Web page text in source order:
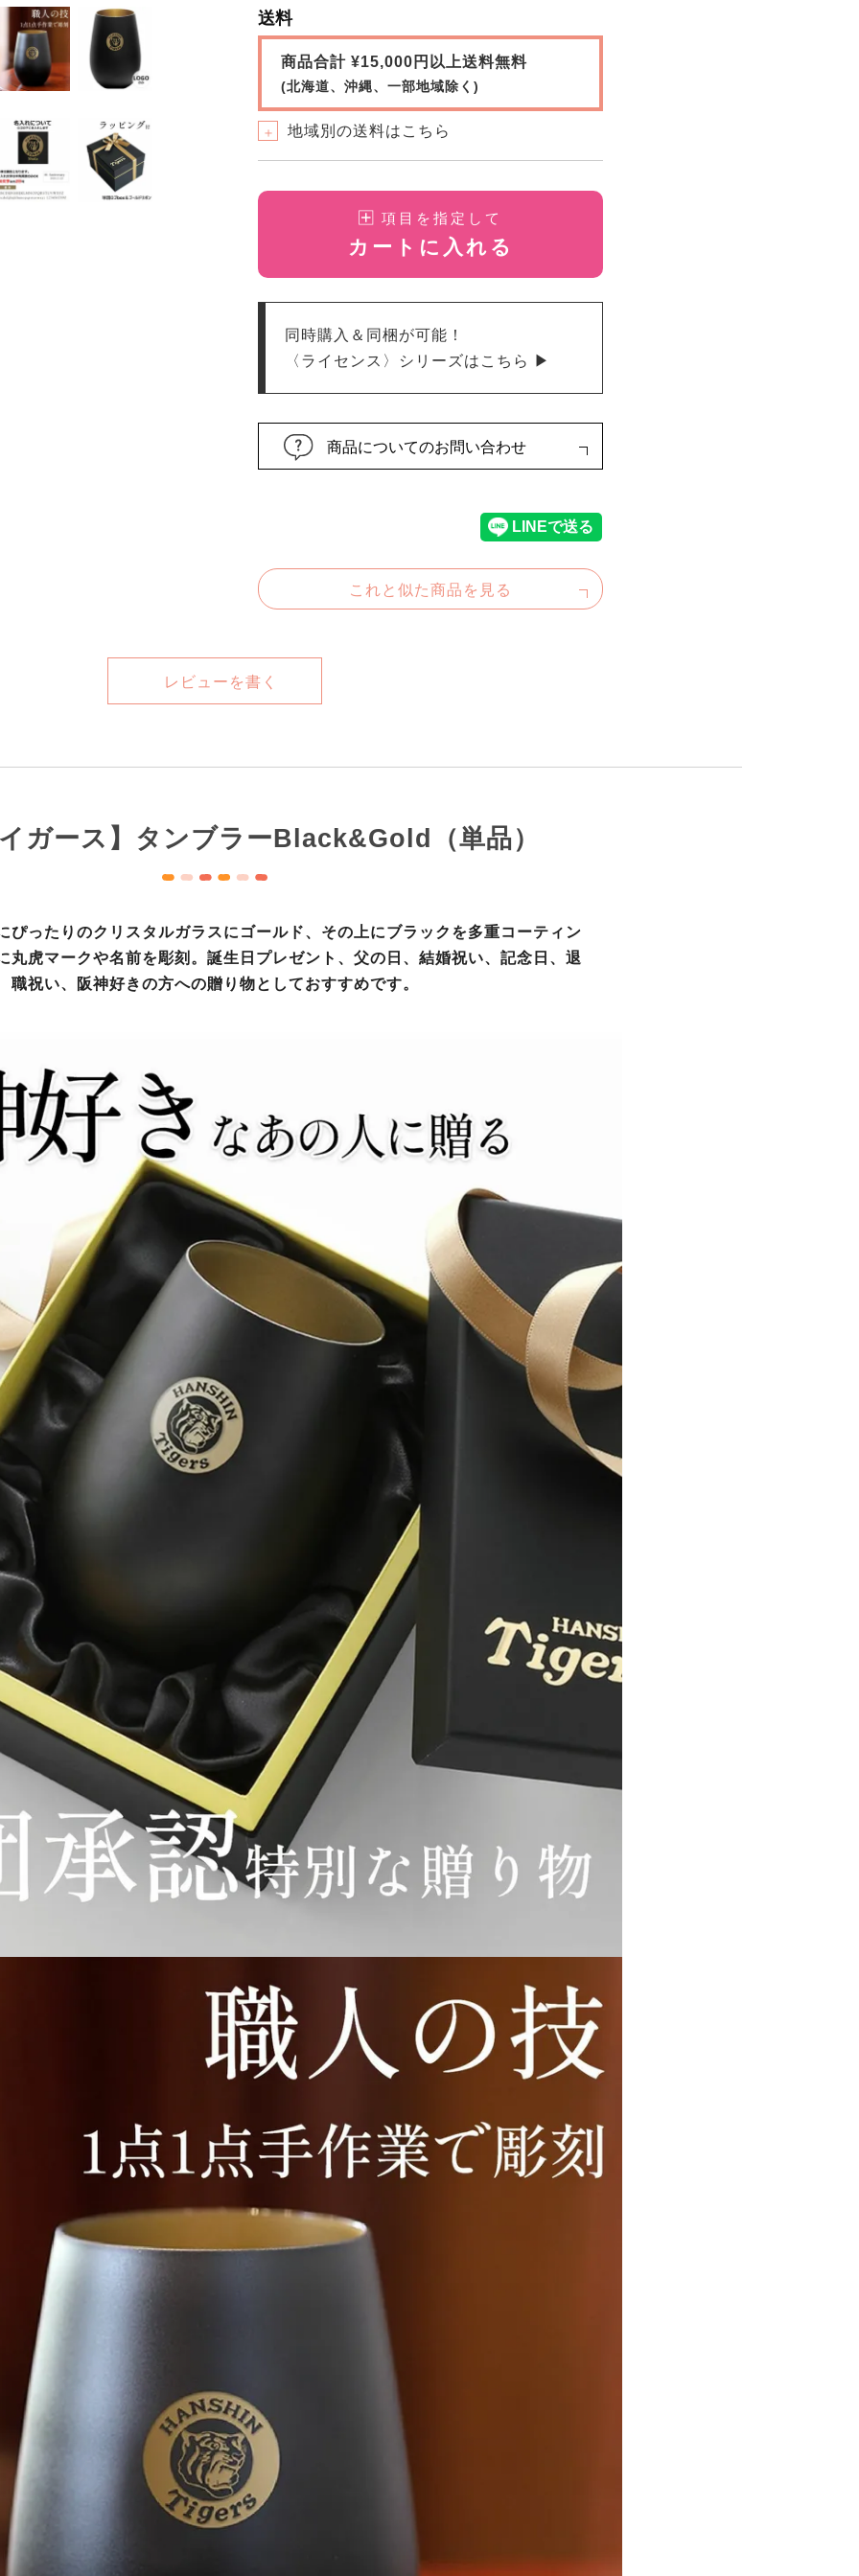
送料
商品合計 ¥15,000円以上送料無料
(北海道、沖縄、一部地域除く)
＋ 地域別の送料はこちら
項目を指定して
カートに入れる
商品についてのお問い合わせ
同時購入＆同梱が可能！
〈ライセンス〉シリーズはこちら ▶
これと似た商品を見る
レビューを書く
ガース】タンブラーBlack&Gold（単品）
ぴったりのクリスタルガラスにゴールド、その上にブラックを多重コーティン
丸虎マークや名前を彫刻。誕生日プレゼント、父の日、結婚祝い、記念日、退
職祝い、阪神好きの方への贈り物としておすすめです。